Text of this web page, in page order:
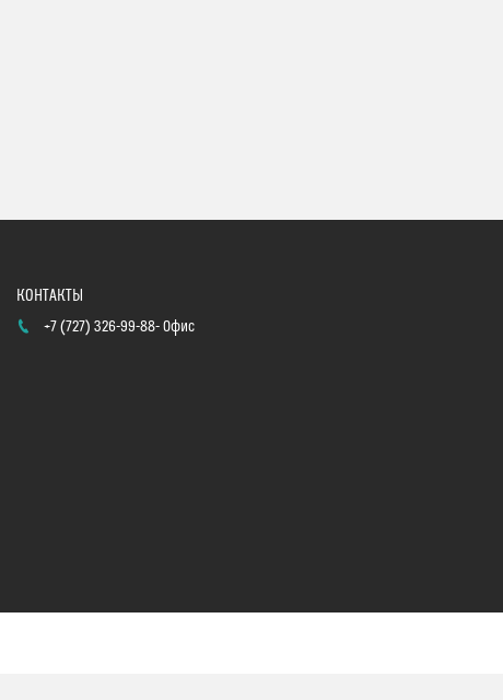
+7 (727) 326-99-88 Офис